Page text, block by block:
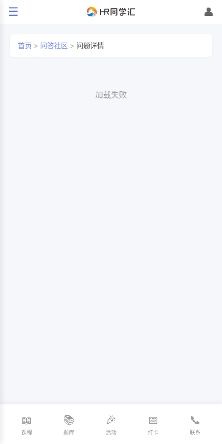
☰ 👤
首页 > 问答社区 > 问题详情
加载失败
📖
课程
📚
题库
🎉
活动
📅
打卡
📞
联系